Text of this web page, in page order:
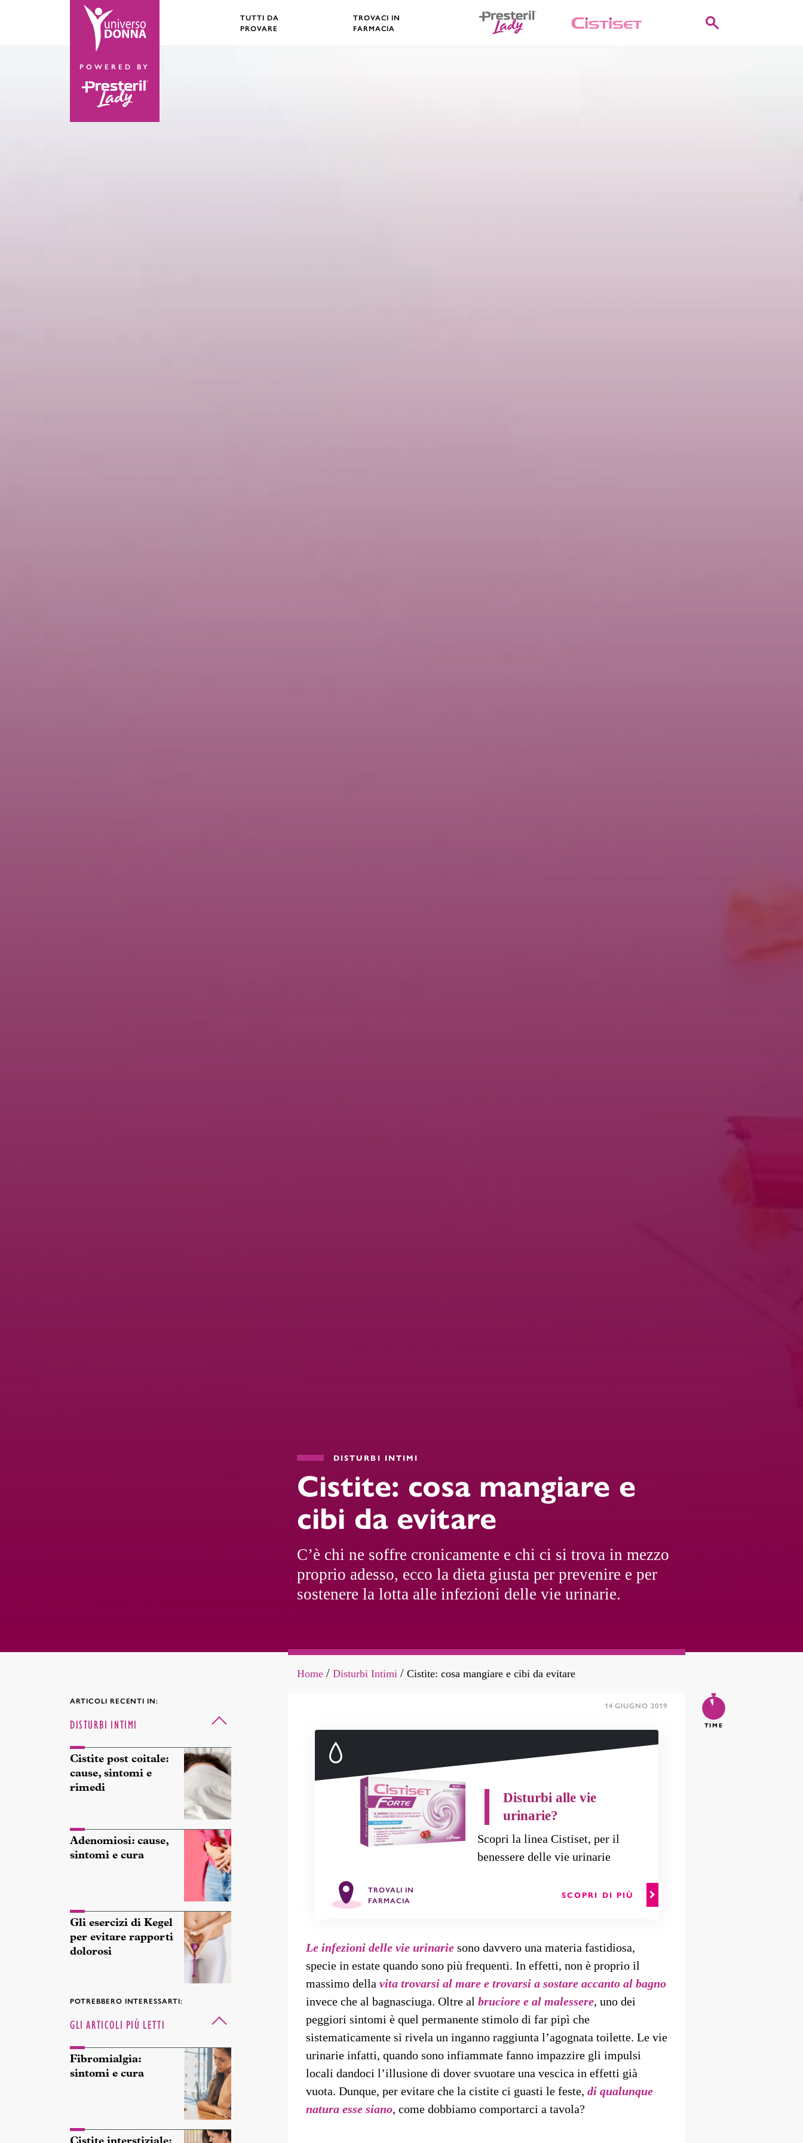
POWERED BY
TUTTI DA
PROVARE
TROVACI IN
FARMACIA
DISTURBI INTIMI
Cistite: cosa mangiare e
cibi da evitare
C’è chi ne soffre cronicamente e chi ci si trova in mezzo
proprio adesso, ecco la dieta giusta per prevenire e per
sostenere la lotta alle infezioni delle vie urinarie.
Home / Disturbi Intimi / Cistite: cosa mangiare e cibi da evitare
ARTICOLI RECENTI IN:
DISTURBI INTIMI
Cistite post coitale:
cause, sintomi e
rimedi
Adenomiosi: cause,
sintomi e cura
Gli esercizi di Kegel
per evitare rapporti
dolorosi
POTREBBERO INTERESSARTI:
GLI ARTICOLI PIÙ LETTI
Fibromialgia:
sintomi e cura
14 GIUGNO 2019
Disturbi alle vie
urinarie?
Scopri la linea Cistiset, per il
benessere delle vie urinarie
TROVALI IN
FARMACIA
SCOPRI DI PIÙ
Le infezioni delle vie urinarie sono davvero una materia fastidiosa,
specie in estate quando sono più frequenti. In effetti, non è proprio il
massimo della vita trovarsi al mare e trovarsi a sostare accanto al bagno
invece che al bagnasciuga. Oltre al bruciore e al malessere, uno dei
peggiori sintomi è quel permanente stimolo di far pipì che
sistematicamente si rivela un inganno raggiunta l’agognata toilette. Le vie
urinarie infatti, quando sono infiammate fanno impazzire gli impulsi
locali dandoci l’illusione di dover svuotare una vescica in effetti già
vuota. Dunque, per evitare che la cistite ci guasti le feste, di qualunque
natura esse siano, come dobbiamo comportarci a tavola?
5
TIME